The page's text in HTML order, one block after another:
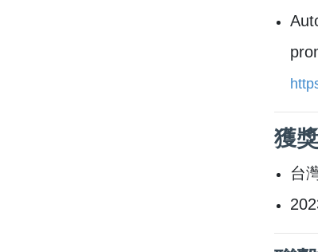
獲
台